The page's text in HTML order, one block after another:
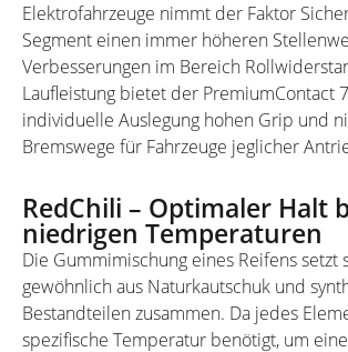
Elektrofahrzeuge nimmt der Faktor
Segment einen immer höheren
Verbesserungen im Bereich
Laufleistung bietet der PremiumContact
individuelle Auslegung hohen Grip und
Bremswege für Fahrzeuge jeglicher
RedChili – Optimaler Halt
niedrigen Temperaturen
Die Gummimischung eines Reifens setzt
gewöhnlich aus Naturkautschuk und
Bestandteilen zusammen. Da jedes
spezifische Temperatur benötigt, um